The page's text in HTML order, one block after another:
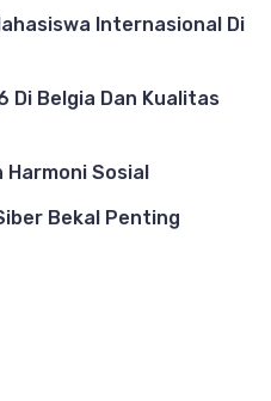
Internasional Di
Di Belgia Dan Kualitas
Harmoni Sosial
Bekal Penting